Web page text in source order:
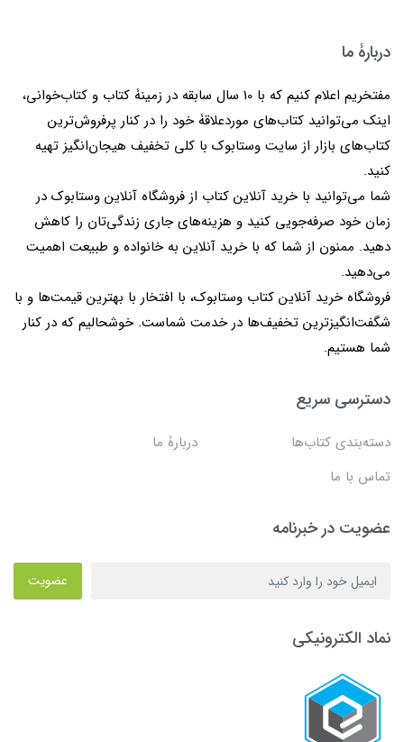
دربارۀ ما
مفتخریم اعلام کنیم که با 10 سال سابقه در زمینۀ کتاب و کتاب‌خوانی،
اینک می‌توانید کتاب‌های موردعلاقۀ خود را در کنار پرفروش‌ترین
کتاب‌های بازار از سایت وستابوک با کلی تخفیف هیجان‌انگیز تهیه
کنید.
شما می‌توانید با خرید آنلاین کتاب از فروشگاه آنلاین وستابوک در
زمان خود صرفه‌جویی کنید و هزینه‌های جاری زندگی‌تان را کاهش
دهید. ممنون از شما که با خرید آنلاین به خانواده و طبیعت اهمیت
می‌دهید.
فروشگاه خرید آنلاین کتاب وستابوک، با افتخار با بهترین قیمت‌ها و با
شگفت‌انگیزترین تخفیف‌ها در خدمت شماست. خوشحالیم که در کنار
شما هستیم.
دسترسی سریع
دسته‌بندی کتاب‌ها
دربارۀ ما
تماس با ما
عضویت در خبرنامه
عضویت
نماد الکترونیکی